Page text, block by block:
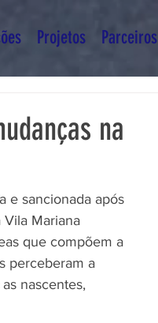
Projetos Parceiros
na
e sancionada após
Mariana
que compõem a
perceberam a
nascentes,